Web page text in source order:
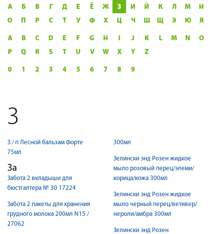
А Б В Г Д Е Ё Ж З И Й К Л М
Н
О
П Р С Т У Ф Х Ц Ч Ш Щ Э Ю Я
A B C D E F G H I J K L M N
O
P
Q R S T U V W X Y Z
0 1 2 3 4 5 6 7 8 9
З
З / п Лесной бальзам Форте
75мл
За
Забота 2 вкладыши для
бюстгалтера № 30 17224
Забота 2 пакеты для хранения
грудного молока 200мл N15 /
27062
300мл
Зелински энд Розен жидкое
мыло розовый перец/элеми/
корица/кожа 300мл
Зелински энд Розен жидкое
мыло черный перец/ветивер/
нероли/амбра 300мл
Зелински энд Розен